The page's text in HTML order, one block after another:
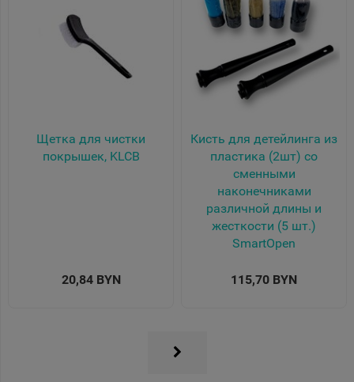
Щетка для чистки
покрышек, KLCB
20,84 BYN
Кисть для детейлинга из
пластика (2шт) со
сменными
наконечниками
различной длины и
жесткости (5 шт.)
SmartOpen
115,70 BYN